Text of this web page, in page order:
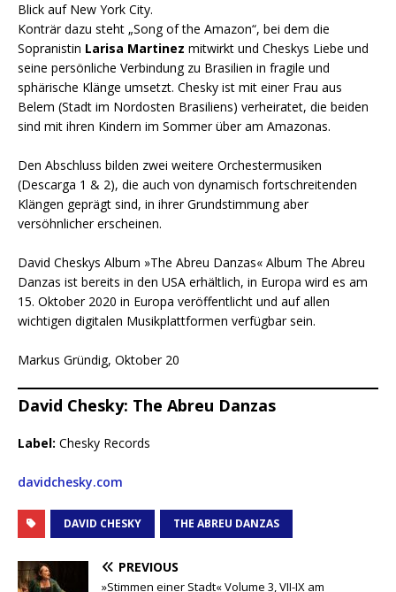
Blick auf New York City.
Konträr dazu steht „Song of the Amazon“, bei dem die
Sopranistin Larisa Martinez mitwirkt und Cheskys Liebe und
seine persönliche Verbindung zu Brasilien in fragile und
sphärische Klänge umsetzt. Chesky ist mit einer Frau aus
Belem (Stadt im Nordosten Brasiliens) verheiratet, die beiden
sind mit ihren Kindern im Sommer über am Amazonas.
Den Abschluss bilden zwei weitere Orchestermusiken
(Descarga 1 & 2), die auch von dynamisch fortschreitenden
Klängen geprägt sind, in ihrer Grundstimmung aber
versöhnlicher erscheinen.
David Cheskys Album »The Abreu Danzas« Album The Abreu
Danzas ist bereits in den USA erhältlich, in Europa wird es am
15. Oktober 2020 in Europa veröffentlicht und auf allen
wichtigen digitalen Musikplattformen verfügbar sein.
Markus Gründig, Oktober 20
David Chesky: The Abreu Danzas
Label: Chesky Records
davidchesky.com
DAVID CHESKY THE ABREU DANZAS
PREVIOUS
»Stimmen einer Stadt« Volume 3, VII-IX am